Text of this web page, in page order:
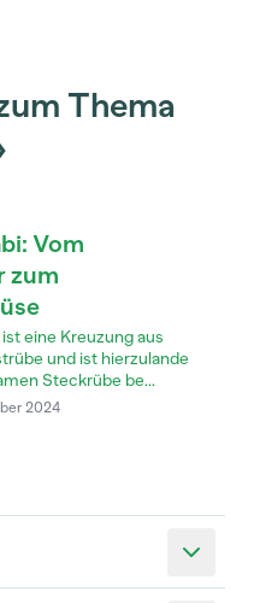
Thema
Vom
zum
eine Kreuzung aus
und ist hierzulande
Steckrübe be...
2024